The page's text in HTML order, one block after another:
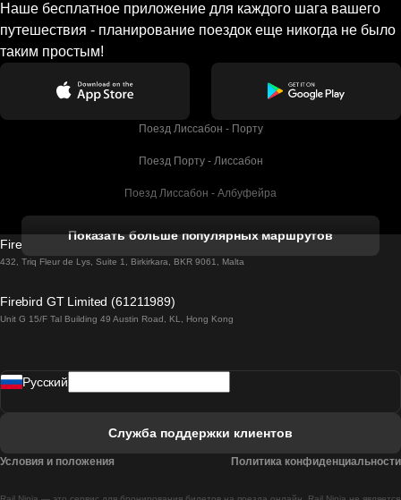
Наше бесплатное приложение для каждого шага вашего
путешествия - планирование поездок еще никогда не было
таким простым!
Поезд Лиссабон - Порту
Поезд Порту - Лиссабон
Поезд Лиссабон - Албуфейра
Поезд Лиссабон - Лагос
Поезд Лиссабон - Мадрид
Показать больше популярных маршрутов
Firebird GT Limited (OC 1451)
432, Triq Fleur de Lys, Suite 1, Birkirkara, BKR 9061, Malta
Firebird GT Limited (61211989)
Unit G 15/F Tal Building 49 Austin Road, KL, Hong Kong
Pусский
Служба поддержки клиентов
Условия и положения Политика конфиденциальности